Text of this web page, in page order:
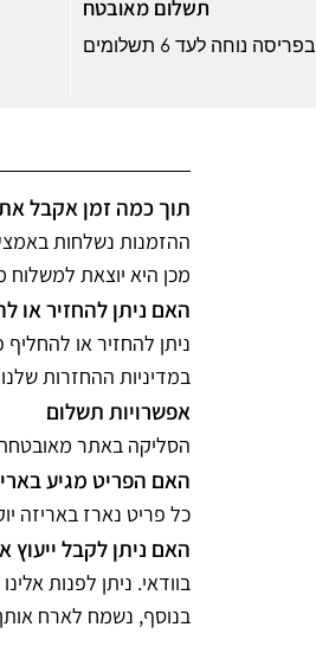
תשלום מאובטח
בפריסה נוחה לעד 6 תשלומים
תוך כמה זמן אקבל
מכן היא יוצאת למשלוח
האם ניתן להחזיר או
במדיניות ההחזרות
אפשרויות תשלום
הסליקה באתר מאובטחת
האם הפריט מגיע
כל פריט נארז באריזה
האם ניתן לקבל ייעוץ
בוודאי. ניתן לפנות
בנוסף, נשמח לארח